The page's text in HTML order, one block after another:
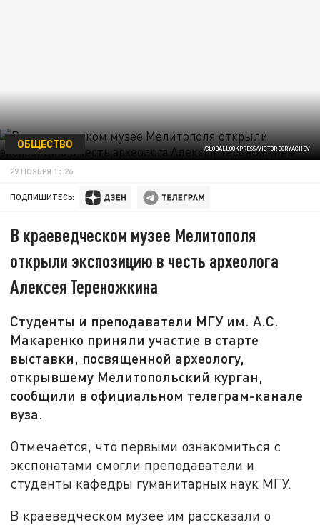
/GLOBALLOOKPRESS/VICTOR GORYACHEV
ОБЩЕСТВО
29 НОЯБРЯ 15:26
ПОДПИШИТЕСЬ:
В краеведческом музее Мелитополя
открыли экспозицию в честь археолога
Алексея Тереножкина
Студенты и преподаватели МГУ им. А.С.
Макаренко приняли участие в старте
выставки, посвященной археологу,
открывшему Мелитопольский курган,
сообщили в официальном телеграм-канале
вуза.
Отмечается, что первыми ознакомиться с
экспонатами смогли преподаватели и
студенты кафедры гуманитарных наук МГУ.
В краеведческом музее им рассказали о